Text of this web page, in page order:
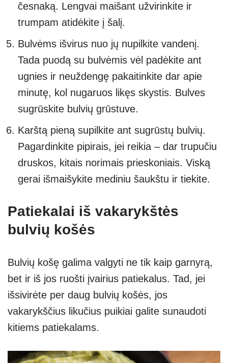
česnaką. Lengvai maišant užvirinkite ir
trumpam atidėkite į šalį.
Bulvėms išvirus nuo jų nupilkite vandenį.
Tada puodą su bulvėmis vėl padėkite ant
ugnies ir neuždengę pakaitinkite dar apie
minutę, kol nugaruos likęs skystis. Bulves
sugrūskite bulvių grūstuve.
Karštą pieną supilkite ant sugrūstų bulvių.
Pagardinkite pipirais, jei reikia – dar trupučiu
druskos, kitais norimais prieskoniais. Viską
gerai išmaišykite mediniu šaukštu ir tiekite.
Patiekalai iš vakarykštės
bulvių košės
Bulvių košę galima valgyti ne tik kaip garnyrą,
bet ir iš jos ruošti įvairius patiekalus. Tad, jei
išsivirėte per daug bulvių košės, jos
vakarykščius likučius puikiai galite sunaudoti
kitiems patiekalams.